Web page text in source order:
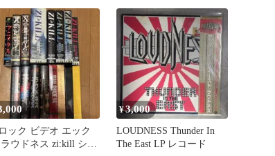
ック ビデオ エック
ウドネス zi:kill シャ
¥3,000
LOUDNESS Thunder In
The East LP レコード